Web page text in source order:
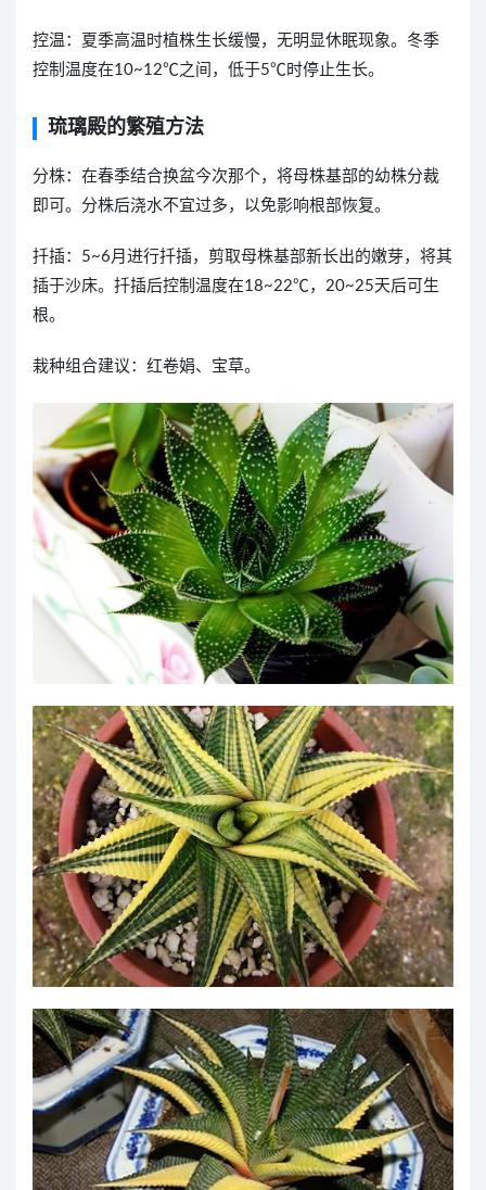
控温：夏季高温时植株生长缓慢，无明显休眠现象。冬季
控制温度在10~12℃之间，低于5℃时停止生长。
琉璃殿的繁殖方法
分株：在春季结合换盆今次那个，将母株基部的幼株分裁
即可。分株后浇水不宜过多，以免影响根部恢复。
扦插： 5~6月进行扦插，剪取母株基部新长出的嫩芽，将其
插于沙床。扦插后控制温度在18~22℃， 20~25天后可生
根。
栽种组合建议：红卷娟、宝草。